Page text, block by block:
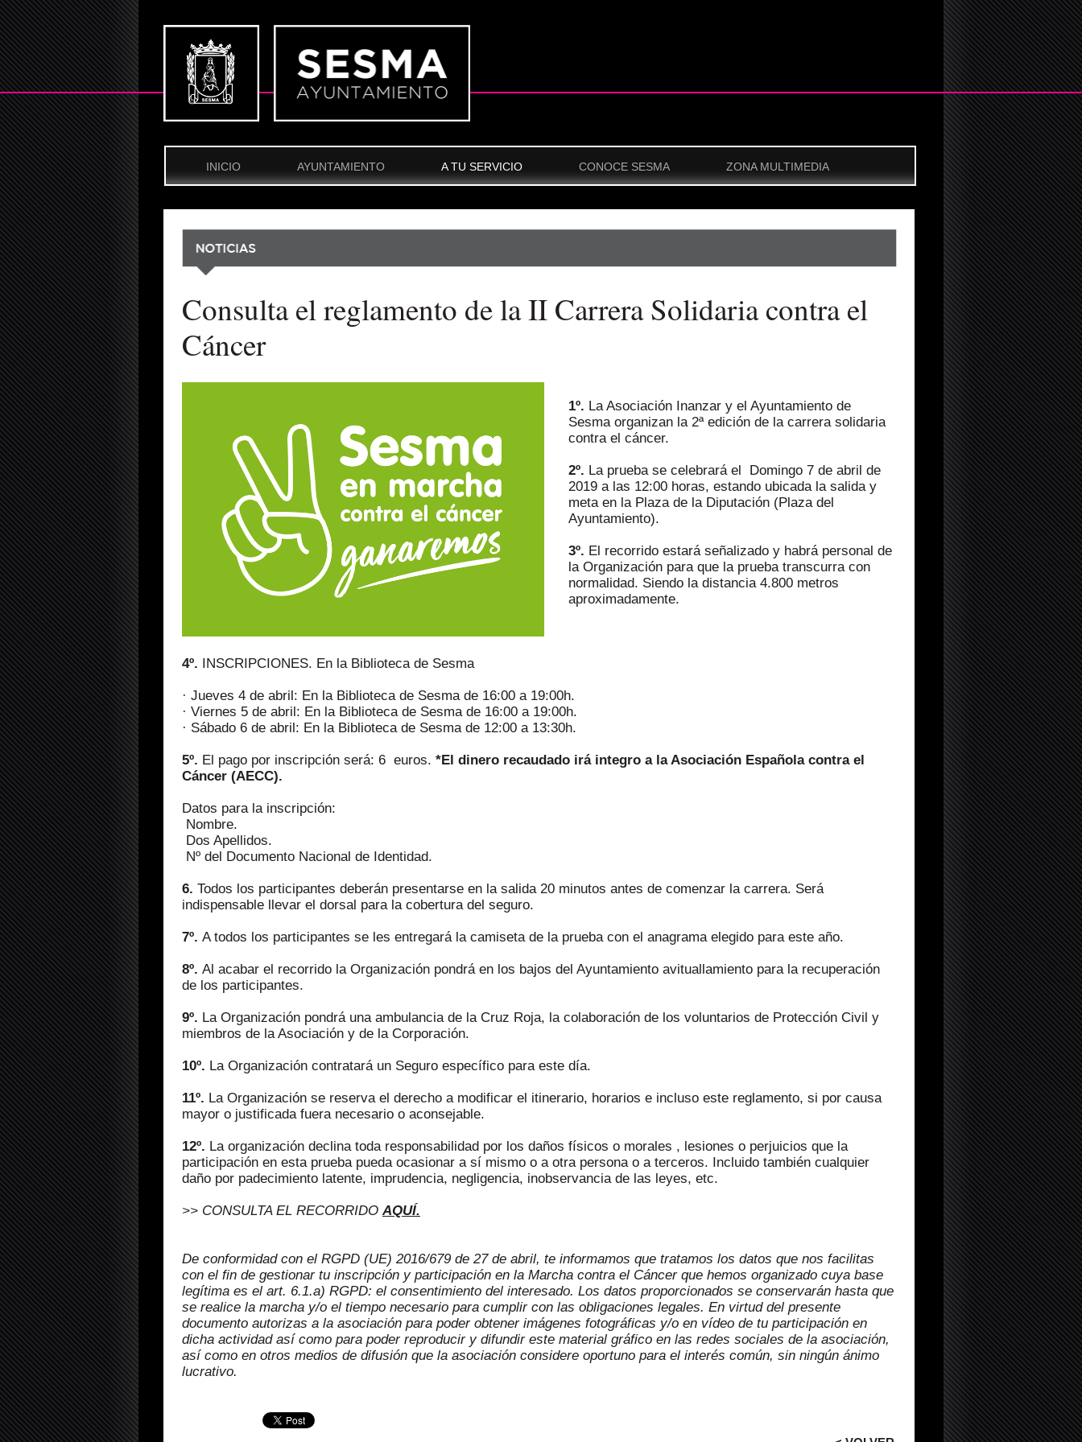
INICIO AYUNTAMIENTO A TU SERVICIO CONOCE SESMA ZONA MULTIMEDIA
Consulta el reglamento de la II Carrera Solidaria contra el
Cáncer
1º. La Asociación Inanzar y el Ayuntamiento de
Sesma organizan la 2ª edición de la carrera solidaria
contra el cáncer.
2º. La prueba se celebrará el Domingo 7 de abril de
2019 a las 12:00 horas, estando ubicada la salida y
meta en la Plaza de la Diputación (Plaza del
Ayuntamiento).
3º. El recorrido estará señalizado y habrá personal de
la Organización para que la prueba transcurra con
normalidad. Siendo la distancia 4.800 metros
aproximadamente.
4º. INSCRIPCIONES. En la Biblioteca de Sesma
· Jueves 4 de abril: En la Biblioteca de Sesma de 16:00 a 19:00h.
· Viernes 5 de abril: En la Biblioteca de Sesma de 16:00 a 19:00h.
· Sábado 6 de abril: En la Biblioteca de Sesma de 12:00 a 13:30h.
5º. El pago por inscripción será: 6 euros. *El dinero recaudado irá integro a la Asociación Española contra el
Cáncer (AECC).
Datos para la inscripción:
 Nombre.
 Dos Apellidos.
 Nº del Documento Nacional de Identidad.
6. Todos los participantes deberán presentarse en la salida 20 minutos antes de comenzar la carrera. Será
indispensable llevar el dorsal para la cobertura del seguro.
7º. A todos los participantes se les entregará la camiseta de la prueba con el anagrama elegido para este año.
8º. Al acabar el recorrido la Organización pondrá en los bajos del Ayuntamiento avituallamiento para la recuperación
de los participantes.
9º. La Organización pondrá una ambulancia de la Cruz Roja, la colaboración de los voluntarios de Protección Civil y
miembros de la Asociación y de la Corporación.
10º. La Organización contratará un Seguro específico para este día.
11º. La Organización se reserva el derecho a modificar el itinerario, horarios e incluso este reglamento, si por causa
mayor o justificada fuera necesario o aconsejable.
12º. La organización declina toda responsabilidad por los daños físicos o morales , lesiones o perjuicios que la
participación en esta prueba pueda ocasionar a sí mismo o a otra persona o a terceros. Incluido también cualquier
daño por padecimiento latente, imprudencia, negligencia, inobservancia de las leyes, etc.
>> CONSULTA EL RECORRIDOAQUÍ.
De conformidad con el RGPD (UE) 2016/679 de 27 de abril, te informamos que tratamos los datos que nos facilitas
con el fin de gestionar tu inscripción y participación en la Marcha contra el Cáncer que hemos organizado cuya base
legítima es el art. 6.1.a) RGPD: el consentimiento del interesado. Los datos proporcionados se conservarán hasta que
se realice la marcha y/o el tiempo necesario para cumplir con las obligaciones legales. En virtud del presente
documento autorizas a la asociación para poder obtener imágenes fotográficas y/o en vídeo de tu participación en
dicha actividad así como para poder reproducir y difundir este material gráfico en las redes sociales de la asociación,
así como en otros medios de difusión que la asociación considere oportuno para el interés común, sin ningún ánimo
lucrativo.